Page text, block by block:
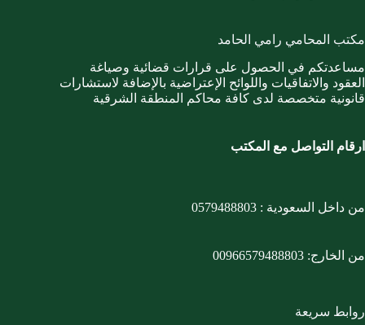
مكتب المحامي رامي الحامد
مساعدتكم في الحصول على قرارات قضائية وصياغة
العقود والاتفاقيات واللوائح الإعتراضية بالإضافة لاستشارات
قانونية متخصصة لدى كافة محاكم المنطقة الشرقية
ارقام التواصل مع المكتب
من داخل السعودية : 0579488803
من الخارج: 00966579488803
روابط سريعة